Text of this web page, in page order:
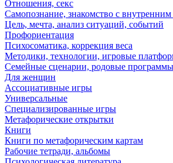
Отношения, секс
Самопознание, знакомство с
Цель, мечта, анализ ситуаций, событий
Профориентация
Психосоматика, коррекция веса
Методики, технологии, игровые
Семейные сценарии, родовые программы
Для женщин
Ассоциативные игры
Универсальные
Специализированные игры
Метафорические открытки
Книги
Книги по метафорическим картам
Рабочие тетради, альбомы